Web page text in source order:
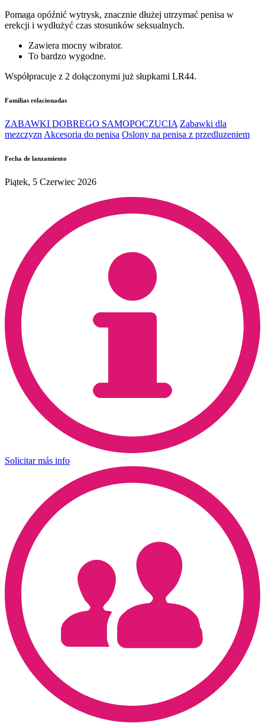
Pomaga opóźnić wytrysk, znacznie dłużej utrzymać penisa w
erekcji i wydłużyć czas stosunków seksualnych.
Zawiera mocny wibrator.
To bardzo wygodne.
Współpracuje z 2 dołączonymi już słupkami LR44.
Familias relacionadas
ZABAWKI DOBREGO SAMOPOCZUCIA Zabawki dla
mezczyzn Akcesoria do penisa Oslony na penisa z przedluzeniem
Fecha de lanzamiento
Piątek, 5 Czerwiec 2026
Solicitar más info